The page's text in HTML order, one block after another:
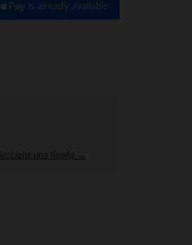
is already available
una tienda →